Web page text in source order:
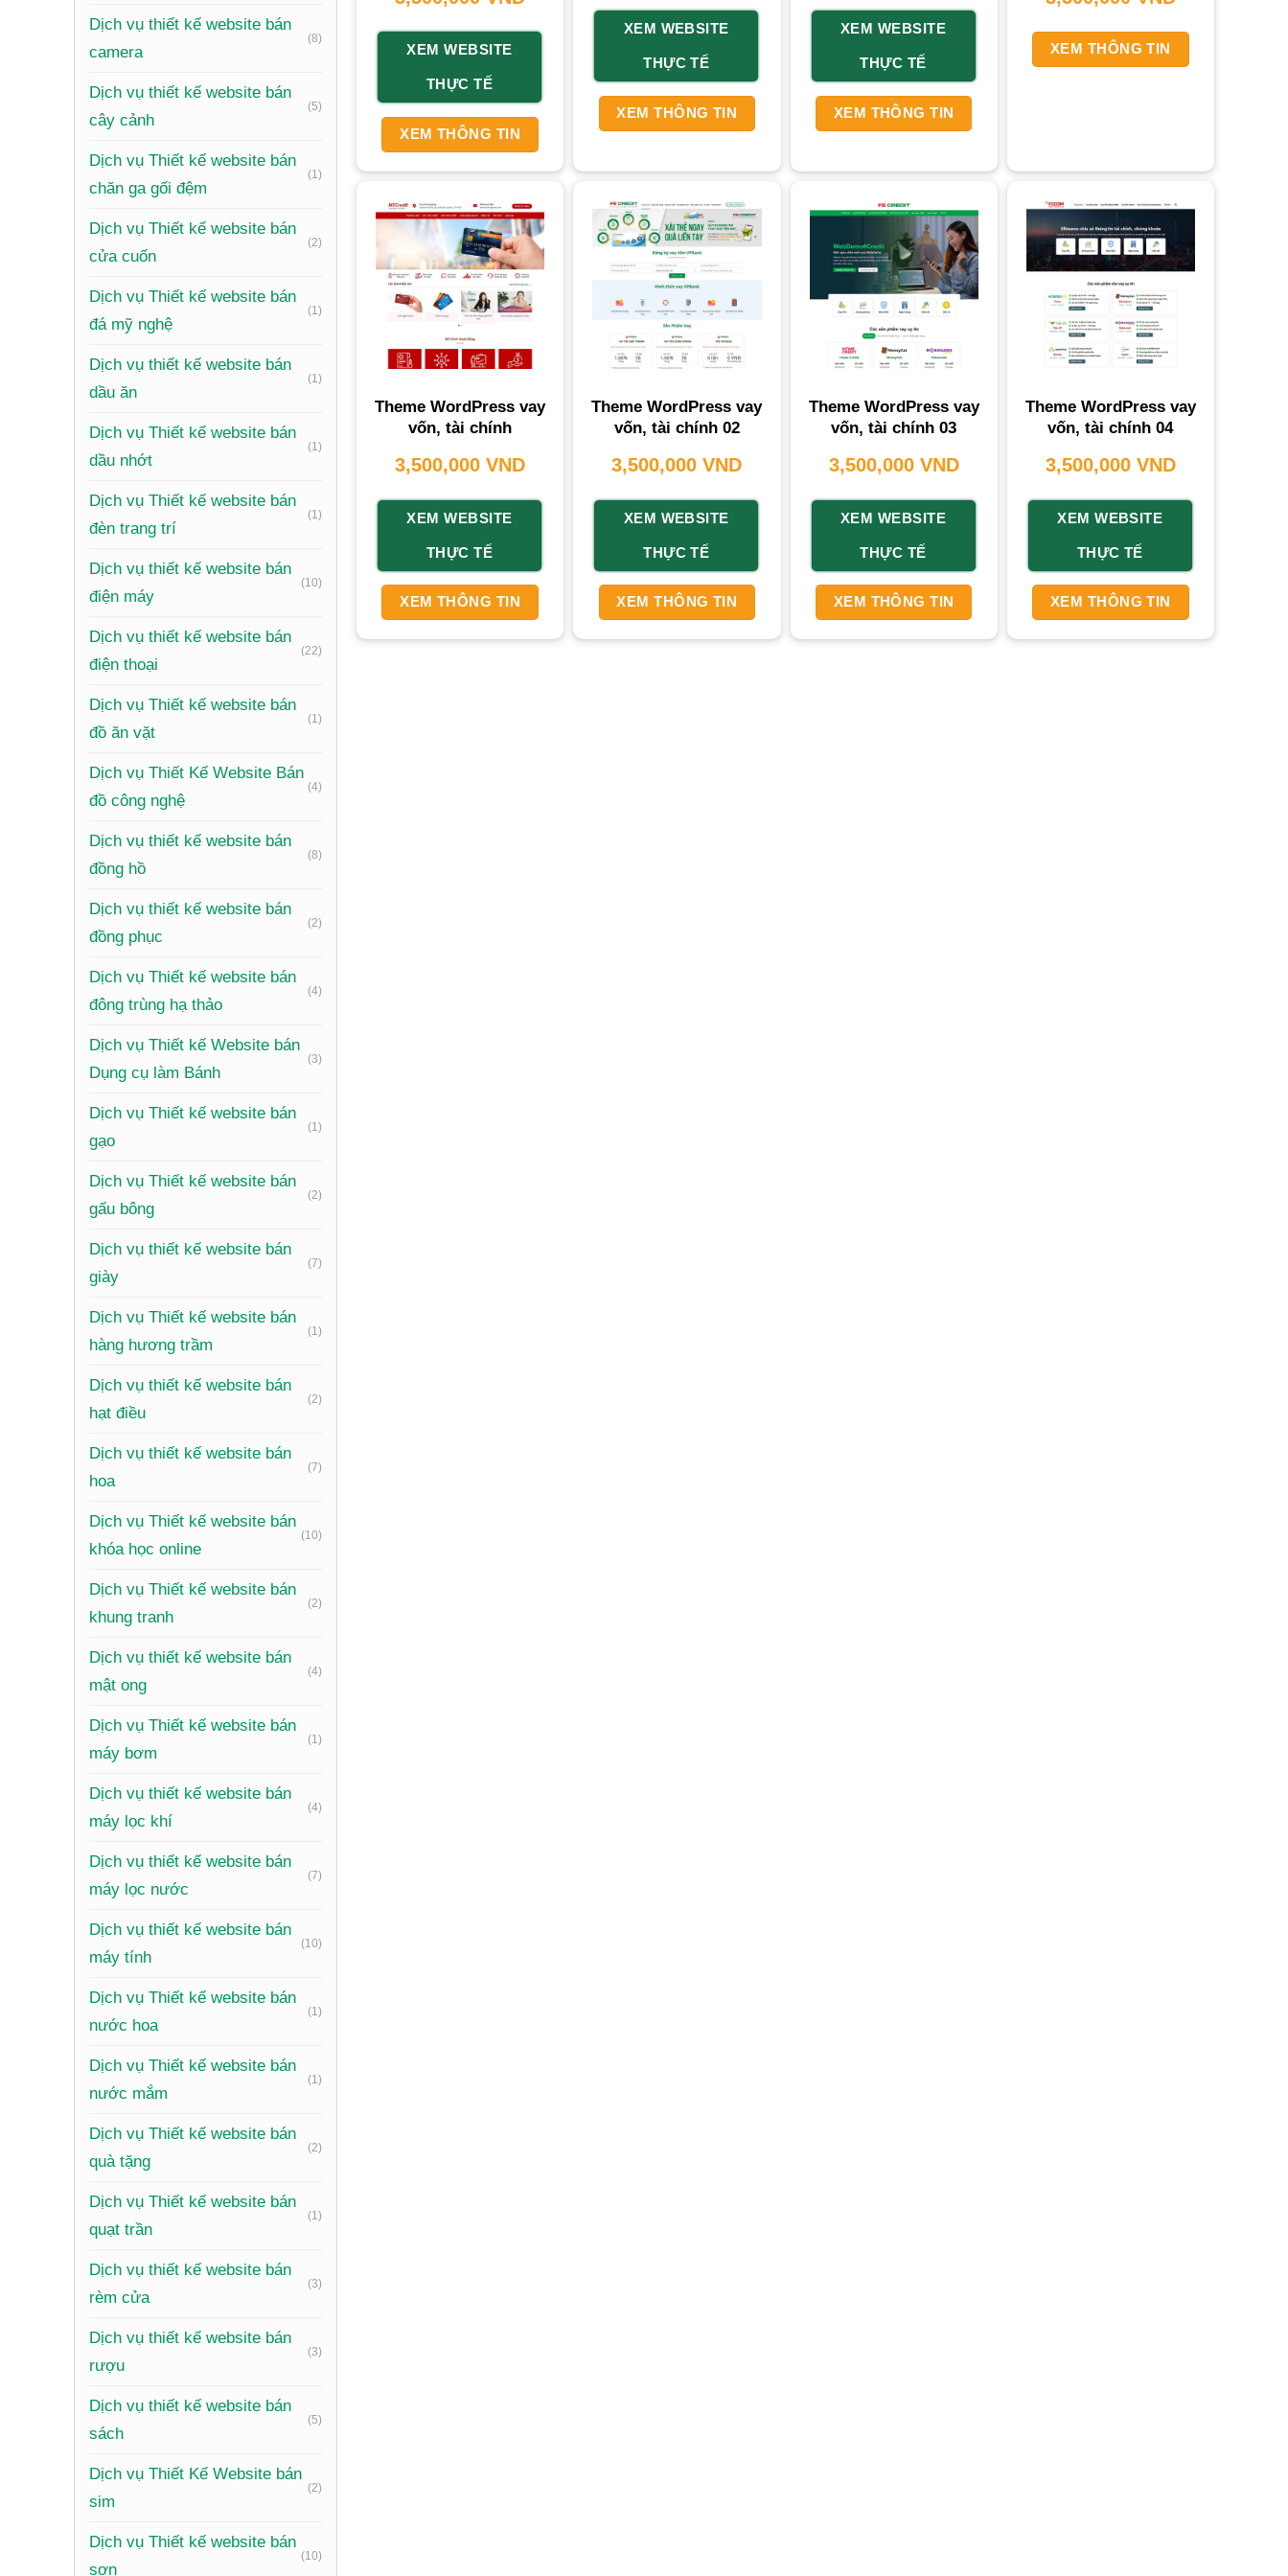
Dịch vụ thiết kế website bán
camera
(8)
Dịch vụ thiết kế website bán
cây cảnh
(5)
Dịch vụ Thiết kế website bán
chăn ga gối đệm
(1)
Dịch vụ Thiết kế website bán
cửa cuốn
(2)
Dịch vụ Thiết kế website bán
đá mỹ nghệ
(1)
Dịch vụ thiết kế website bán
dầu ăn
(1)
Dịch vụ Thiết kế website bán
dầu nhớt
(1)
Dịch vụ Thiết kế website bán
đèn trang trí
(1)
Dịch vụ thiết kế website bán
điện máy
(10)
Dịch vụ thiết kế website bán
điện thoại
(22)
Dịch vụ Thiết kế website bán
đồ ăn vặt
(1)
Dịch vụ Thiết Kế Website Bán
đồ công nghệ
(4)
Dịch vụ thiết kế website bán
đồng hồ
(8)
Dịch vụ thiết kế website bán
đồng phục
(2)
Dịch vụ Thiết kế website bán
đông trùng hạ thảo
(4)
Dịch vụ Thiết kế Website bán
Dụng cụ làm Bánh
(3)
Dịch vụ Thiết kế website bán
gạo
(1)
Dịch vụ Thiết kế website bán
gấu bông
(2)
Dịch vụ thiết kế website bán
giày
(7)
Dịch vụ Thiết kế website bán
hàng hương trầm
(1)
Dịch vụ thiết kế website bán
hạt điều
(2)
Dịch vụ thiết kế website bán
hoa
(7)
Dịch vụ Thiết kế website bán
khóa học online
(10)
Dịch vụ Thiết kế website bán
khung tranh
(2)
Dịch vụ thiết kế website bán
mật ong
(4)
Dịch vụ Thiết kế website bán
máy bơm
(1)
Dịch vụ thiết kế website bán
máy lọc khí
(4)
Dịch vụ thiết kế website bán
máy lọc nước
(7)
Dịch vụ thiết kế website bán
máy tính
(10)
Dịch vụ Thiết kế website bán
nước hoa
(1)
Dịch vụ Thiết kế website bán
nước mắm
(1)
Dịch vụ Thiết kế website bán
quà tặng
(2)
Dịch vụ Thiết kế website bán
quạt trần
(1)
Dịch vụ thiết kế website bán
rèm cửa
(3)
Dịch vụ thiết kế website bán
rượu
(3)
Dịch vụ thiết kế website bán
sách
(5)
Dịch vụ Thiết Kế Website bán
sim
(2)
Dịch vụ Thiết kế website bán
sơn
(10)
được thiết kế chỉn chu, với
giao diện website bắt mắt và thông tin minh bạch giúp xây dựng lòng tin với khách hàng.
Website hoạt động 24/7, giúp
doanh nghiệp tiếp cận lượng lớn khách hàng tiềm năng không giới hạn không gian hay
thời gian.
XEM WEBSITE
THỰC TẾ
XEM THÔNG TIN
XEM WEBSITE
THỰC TẾ
XEM THÔNG TIN
XEM WEBSITE
THỰC TẾ
XEM THÔNG TIN
XEM THÔNG TIN
Theme WordPress vay
vốn, tài chính
3,500,000VND
XEM WEBSITE
THỰC TẾ
XEM THÔNG TIN
Theme WordPress vay
vốn, tài chính 02
3,500,000VND
XEM WEBSITE
THỰC TẾ
XEM THÔNG TIN
Theme WordPress vay
vốn, tài chính 03
3,500,000 VND
XEM WEBSITE
THỰC TẾ
XEM THÔNG TIN
Theme WordPress vay
vốn, tài chính 04
3,500,000 VND
XEM WEBSITE
THỰC TẾ
XEM THÔNG TIN